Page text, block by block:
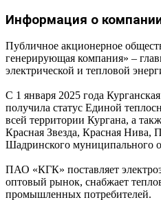
Информация о
Публичное акционерное
генерирующая компания» –
электрической и тепловой
С 1 января 2025 года
получила статус Единой
всей территории Кургана, а
Красная Звезда, Красная Нива,
Шадринского муниципального
ПАО «КГК» поставляет
оптовый рынок, снабжает
промышленных потребителей.